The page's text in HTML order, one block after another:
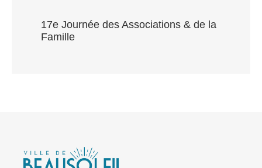
17e Journée des Associations & de la
Famille